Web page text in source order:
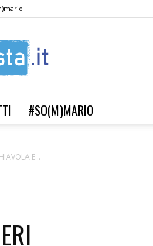
#SO(M)MARIO
E...